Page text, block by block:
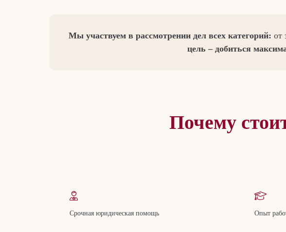
Мы участвуем в рассмотрении дел всех категорий: от
цель – добиться
Почему
Срочная юридическая помощь Опыт